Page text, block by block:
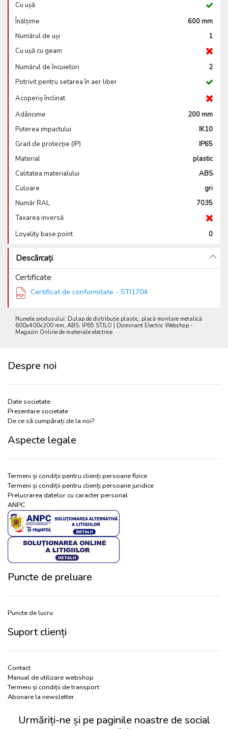
Cu ușă
Înălțime
600 mm
Numărul de uși
1
Cu ușă cu geam
Numărul de încuietori
2
Potrivit pentru setarea în aer liber
Acoperiș înclinat
Adâncime
200 mm
Puterea impactului
IK10
Grad de protecție (IP)
IP65
Material
plastic
Calitatea materialului
ABS
Culoare
gri
Număr RAL
7035
Taxarea inversă
Loyality base point
0
Descărcați
Certificate
Certificat de conformitate - STI1704
Numele produsului: Dulap de distribuție plastic, placă montare metalică
600x400x200 mm, ABS, IP65 STILO | Dominant Electric Webshop -
Magazin Online de materiale electrice
Despre noi
Date societate
Prezentare societate
De ce să cumpărați de la noi?
Aspecte legale
Termeni și condiții pentru clienți persoane fizice
Termeni și condiții pentru clienți persoane juridice
Prelucrarea datelor cu caracter personal
ANPC
Puncte de preluare
Puncte de lucru
Suport clienți
Contact
Manual de utilizare webshop
Termeni și condiții de transport
Abonare la newsletter
Urmăriți-ne și pe paginile noastre de social